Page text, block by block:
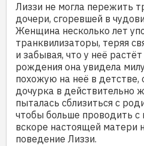
Лиззи не могла пережить
дочери, сгоревшей в
Женщина несколько лет
транквилизаторы, теряя
и забывая, что у неё
рождения она увидела
похожую на неё в детстве,
дочурка в действительно
пыталась сблизиться с
чтобы больше проводить с
вскоре настоящей матери
поведение Лиззи.